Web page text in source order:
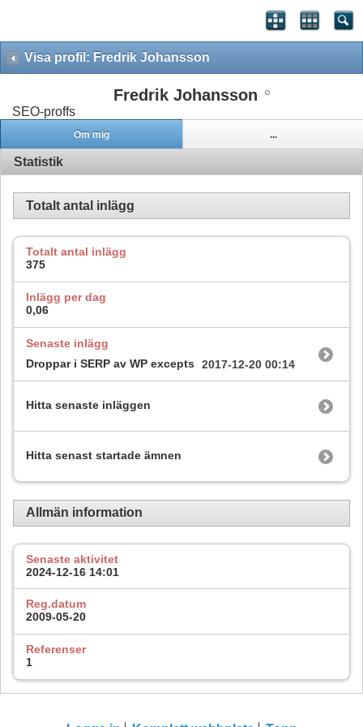
Visa profil: Fredrik Johansson
Fredrik Johansson
SEO-proffs
Om mig ...
Statistik
Totalt antal inlägg
Totalt antal inlägg
375
Inlägg per dag
0,06
Senaste inlägg
Droppar i SERP av WP excepts
2017-12-20 00:14
Hitta senaste inläggen
Hitta senast startade ämnen
Allmän information
Senaste aktivitet
2024-12-16 14:01
Reg.datum
2009-05-20
Referenser
1